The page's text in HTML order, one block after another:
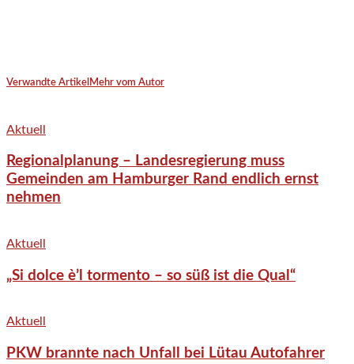
Verwandte Artikel Mehr vom Autor
Aktuell
Regionalplanung – Landesregierung muss
Gemeinden am Hamburger Rand endlich ernst
nehmen
Aktuell
„Si dolce è’l tormento – so süß ist die Qual“
Aktuell
PKW brannte nach Unfall bei Lütau Autofahrer